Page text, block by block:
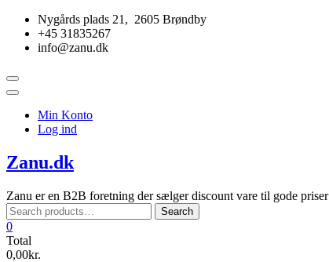
Skip
content
Nygårds plads 21, 2605 Brøndby
+45 31835267
info@zanu.dk
Topbar
Menu
Min Konto
Log ind
Zanu.dk
Zanu er en B2B foretning der sælger discount vare til gode priser
Search
for:
Search
0
Total
0,00kr.